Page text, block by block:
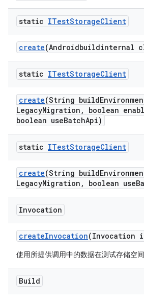
static ITestStorageClient
create(Androidbuildinternal
static ITestStorageClient
create(String build
LegacyMigration , boolean
boolean useBatchApi)
static ITestStorageClient
create(String build
LegacyMigration , boolean use
Invocation
createInvocation(Invocation
使用所提供调用中的数据在测试存储空间
Build